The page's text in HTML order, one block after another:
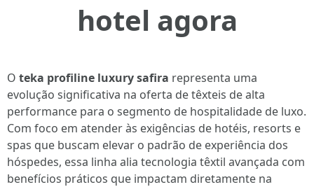
hotel agora
O teka profiline luxury safira representa uma
evolução significativa na oferta de têxteis de alta
performance para o segmento de hospitalidade de luxo.
Com foco em atender às exigências de hotéis, resorts e
spas que buscam elevar o padrão de experiência dos
hóspedes, essa linha alia tecnologia têxtil avançada com
benefícios práticos que impactam diretamente na